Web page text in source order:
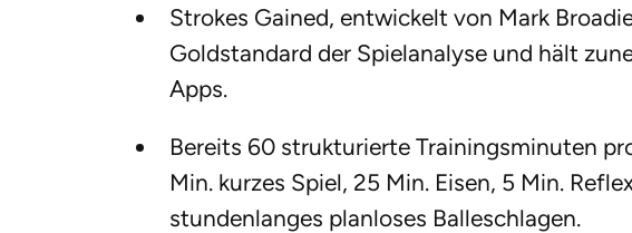
Strokes Gained, entwickelt von Mark
Goldstandard der Spielanalyse und hält
Apps.
Bereits 60 strukturierte Trainingsminuten
Min. kurzes Spiel, 25 Min. Eisen, 5 Min.
stundenlanges planloses Balleschlagen.